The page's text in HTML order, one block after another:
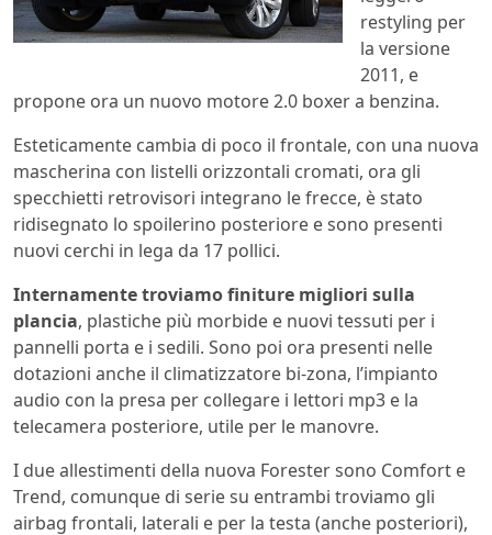
restyling per
la versione
2011, e
propone ora un nuovo motore 2.0 boxer a benzina.
Esteticamente cambia di poco il frontale, con una nuova
mascherina con listelli orizzontali cromati, ora gli
specchietti retrovisori integrano le frecce, è stato
ridisegnato lo spoilerino posteriore e sono presenti
nuovi cerchi in lega da 17 pollici.
Internamente troviamo finiture migliori sulla
plancia, plastiche più morbide e nuovi tessuti per i
pannelli porta e i sedili. Sono poi ora presenti nelle
dotazioni anche il climatizzatore bi-zona, l’impianto
audio con la presa per collegare i lettori mp3 e la
telecamera posteriore, utile per le manovre.
I due allestimenti della nuova Forester sono Comfort e
Trend, comunque di serie su entrambi troviamo gli
airbag frontali, laterali e per la testa (anche posteriori),